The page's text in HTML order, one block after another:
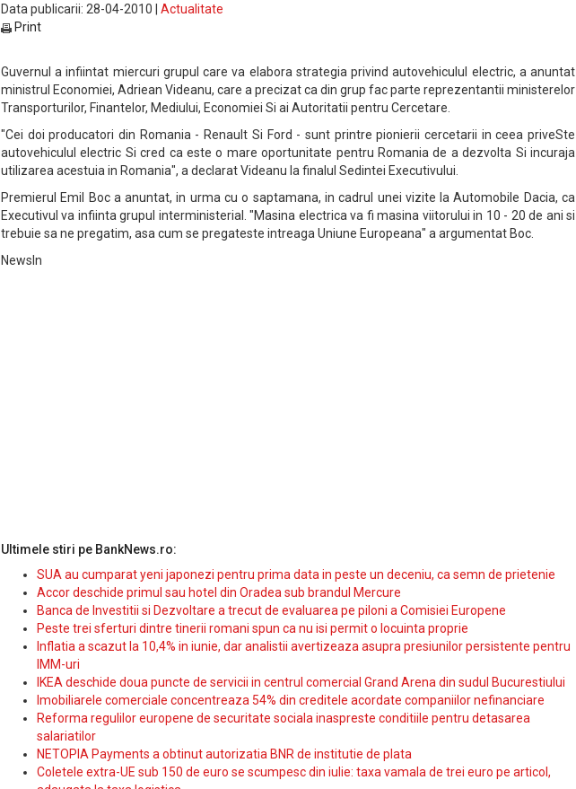
Data publicarii: 28-04-2010 | Actualitate
Print
Guvernul a infiintat miercuri grupul care va elabora strategia privind autovehiculul electric, a anuntat
ministrul Economiei, Adriean Videanu, care a precizat ca din grup fac parte reprezentantii ministerelor
Transporturilor, Finantelor, Mediului, Economiei Si ai Autoritatii pentru Cercetare.
"Cei doi producatori din Romania - Renault Si Ford - sunt printre pionierii cercetarii in ceea priveSte
autovehiculul electric Si cred ca este o mare oportunitate pentru Romania de a dezvolta Si incuraja
utilizarea acestuia in Romania", a declarat Videanu la finalul Sedintei Executivului.
Premierul Emil Boc a anuntat, in urma cu o saptamana, in cadrul unei vizite la Automobile Dacia, ca
Executivul va infiinta grupul interministerial. "Masina electrica va fi masina viitorului in 10 - 20 de ani si
trebuie sa ne pregatim, asa cum se pregateste intreaga Uniune Europeana" a argumentat Boc.
NewsIn
Ultimele stiri pe BankNews.ro:
SUA au cumparat yeni japonezi pentru prima data in peste un deceniu, ca semn de prietenie
Accor deschide primul sau hotel din Oradea sub brandul Mercure
Banca de Investitii si Dezvoltare a trecut de evaluarea pe piloni a Comisiei Europene
Peste trei sferturi dintre tinerii romani spun ca nu isi permit o locuinta proprie
Inflatia a scazut la 10,4% in iunie, dar analistii avertizeaza asupra presiunilor persistente pentru
IMM-uri
IKEA deschide doua puncte de servicii in centrul comercial Grand Arena din sudul Bucurestiului
Imobiliarele comerciale concentreaza 54% din creditele acordate companiilor nefinanciare
Reforma regulilor europene de securitate sociala inaspreste conditiile pentru detasarea
salariatilor
NETOPIA Payments a obtinut autorizatia BNR de institutie de plata
Coletele extra-UE sub 150 de euro se scumpesc din iulie: taxa vamala de trei euro pe articol,